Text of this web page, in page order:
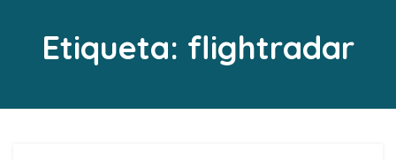
Etiqueta: flightradar